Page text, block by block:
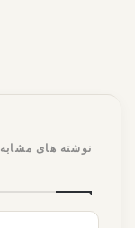
نوشته های مشابه